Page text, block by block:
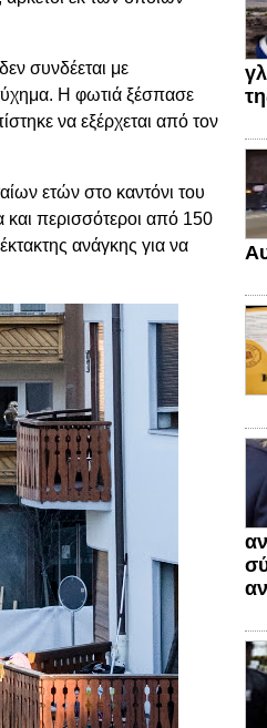
συνδέεται με
Η φωτιά ξέσπασε
να εξέρχεται από τον
ετών στο καντόνι του
περισσότεροι από 150
ανάγκης για να